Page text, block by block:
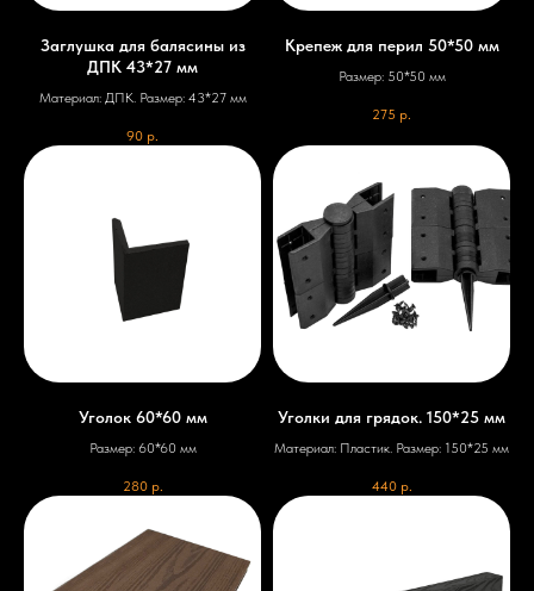
Заглушка для балясины из
ДПК 43*27 мм
Материал: ДПК. Размер: 43*27 мм
90 р.
Крепеж для перил 50*50 мм
Размер: 50*50 мм
275 р.
Уголок 60*60 мм
Размер: 60*60 мм
280 р.
Уголки для грядок. 150*25 мм
Материал: Пластик. Размер: 150*25 мм
440 р.